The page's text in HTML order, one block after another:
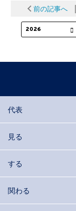
前の記事へ │
代表
見る
する
関わる